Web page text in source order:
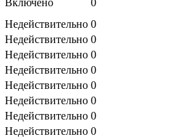
Включено
0
Недействительно 0
Недействительно 0
Недействительно 0
Недействительно 0
Недействительно 0
Недействительно 0
Недействительно 0
Недействительно 0